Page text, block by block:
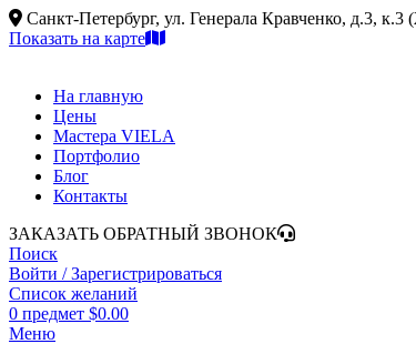
Санкт-Петербург, ул. Генерала Кравченко, д.3,
Показать на карте
На главную
Цены
Мастера VIELA
Портфолио
Блог
Контакты
ЗАКАЗАТЬ ОБРАТНЫЙ ЗВОНОК
Поиск
Войти / Зарегистрироваться
Список желаний
0 предмет $0.00
Меню